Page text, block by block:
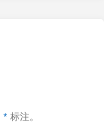
* 标注。